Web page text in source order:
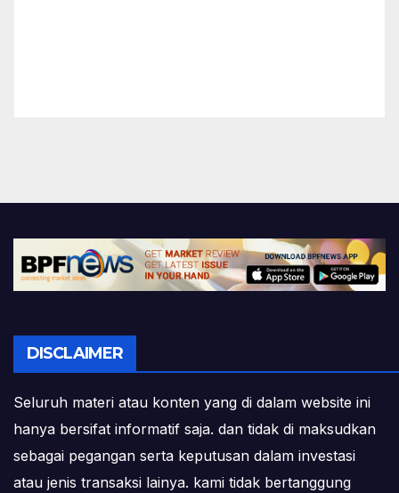
DISCLAIMER
Seluruh materi atau konten yang di dalam website ini
hanya bersifat informatif saja. dan tidak di maksudkan
sebagai pegangan serta keputusan dalam investasi
atau jenis transaksi lainya. kami tidak bertanggung